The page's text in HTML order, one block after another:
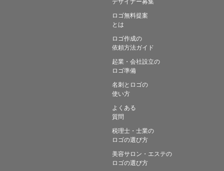
ロゴ無料提案
とは
ロゴ作成の
依頼方法ガイド
起業・会社設立の
ロゴ準備
名刺とロゴの
使い方
よくある
質問
税理士・士業の
ロゴの選び方
美容サロン・エステの
ロゴの選び方